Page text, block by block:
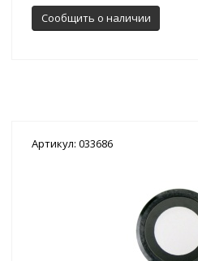
Сообщить о наличии
Артикул: 033686